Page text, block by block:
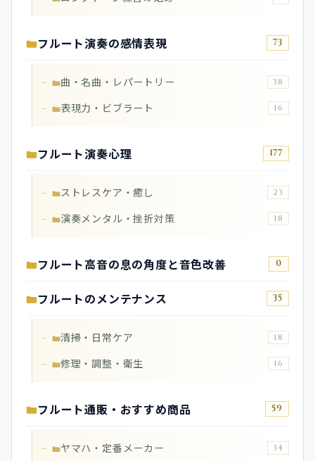
フルート演奏の感情表現 73
曲・名曲・レパートリー 38
表現力・ビブラート 16
フルート演奏心理 177
ストレスケア・癒し 23
演奏メンタル・挫折対策 18
フルート高音の息の角度と音色改善 0
フルートのメンテナンス 35
清掃・日常ケア 18
修理・調整・衛生 16
フルート通販・おすすめ商品 59
ヤマハ・定番メーカー 34